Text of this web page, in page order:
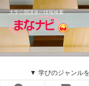
大学公開講座の情報検索
▼ 学びのジャンル